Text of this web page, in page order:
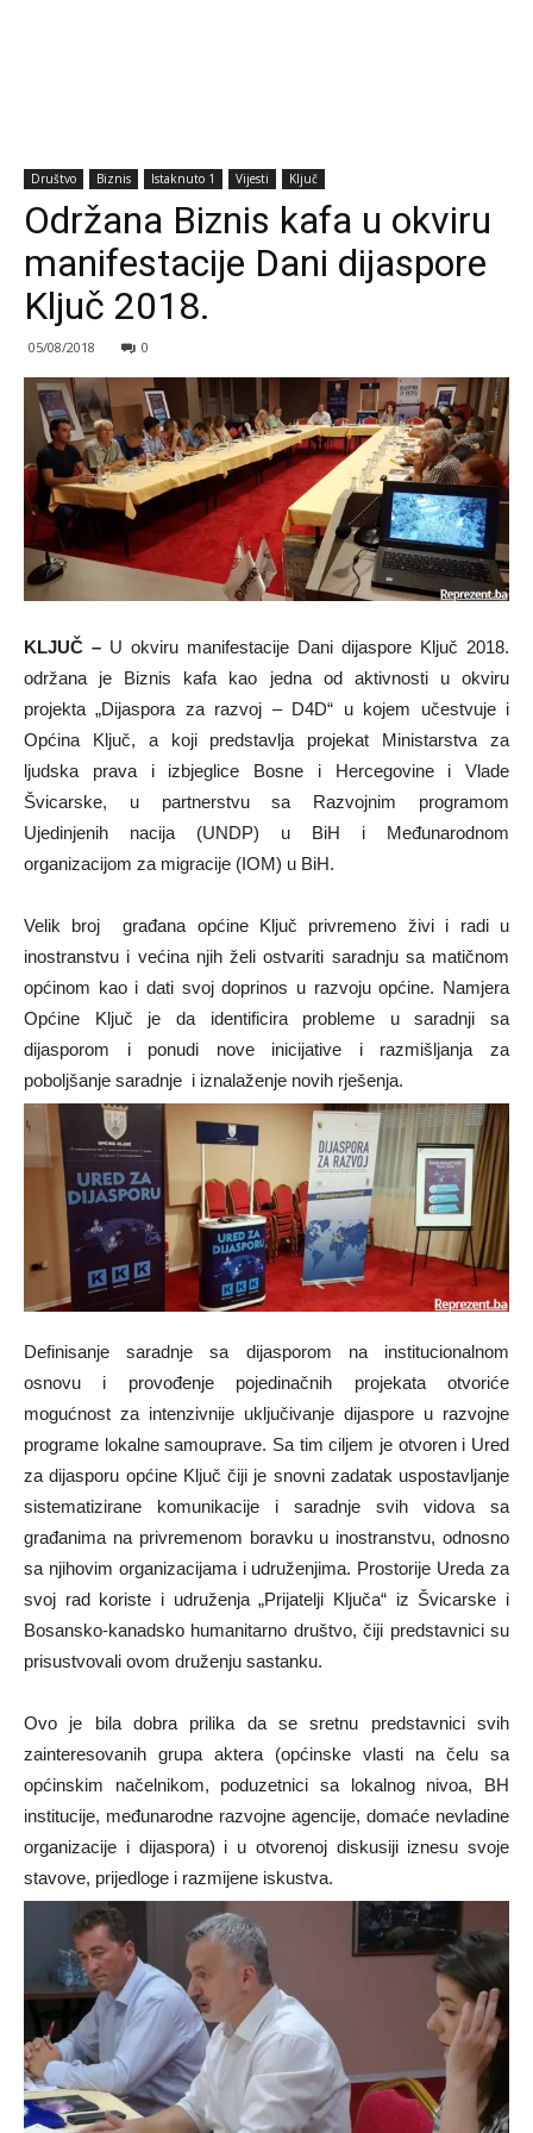
Društvo Biznis Istaknuto 1 Vijesti Ključ
Održana Biznis kafa u okviru
manifestacije Dani dijaspore
Ključ 2018.
05/08/2018 0
KLJUČ – U okviru manifestacije Dani dijaspore Ključ 2018.
održana je Biznis kafa kao jedna od aktivnosti u okviru
projekta „Dijaspora za razvoj – D4D“ u kojem učestvuje i
Općina Ključ, a koji predstavlja projekat Ministarstva za
ljudska prava i izbjeglice Bosne i Hercegovine i Vlade
Švicarske, u partnerstvu sa Razvojnim programom
Ujedinjenih nacija (UNDP) u BiH i Međunarodnom
organizacijom za migracije (IOM) u BiH.
Velik broj građana općine Ključ privremeno živi i radi u
inostranstvu i većina njih želi ostvariti saradnju sa matičnom
općinom kao i dati svoj doprinos u razvoju općine. Namjera
Općine Ključ je da identificira probleme u saradnji sa
dijasporom i ponudi nove inicijative i razmišljanja za
poboljšanje saradnje i iznalaženje novih rješenja.
Definisanje saradnje sa dijasporom na institucionalnom
osnovu i provođenje pojedinačnih projekata otvoriće
mogućnost za intenzivnije uključivanje dijaspore u razvojne
programe lokalne samouprave. Sa tim ciljem je otvoren i Ured
za dijasporu općine Ključ čiji je snovni zadatak uspostavljanje
sistematizirane komunikacije i saradnje svih vidova sa
građanima na privremenom boravku u inostranstvu, odnosno
sa njihovim organizacijama i udruženjima. Prostorije Ureda za
svoj rad koriste i udruženja „Prijatelji Ključa“ iz Švicarske i
Bosansko-kanadsko humanitarno društvo, čiji predstavnici su
prisustvovali ovom druženju sastanku.
Ovo je bila dobra prilika da se sretnu predstavnici svih
zainteresovanih grupa aktera (općinske vlasti na čelu sa
općinskim načelnikom, poduzetnici sa lokalnog nivoa, BH
institucije, međunarodne razvojne agencije, domaće nevladine
organizacije i dijaspora) i u otvorenoj diskusiji iznesu svoje
stavove, prijedloge i razmijene iskustva.